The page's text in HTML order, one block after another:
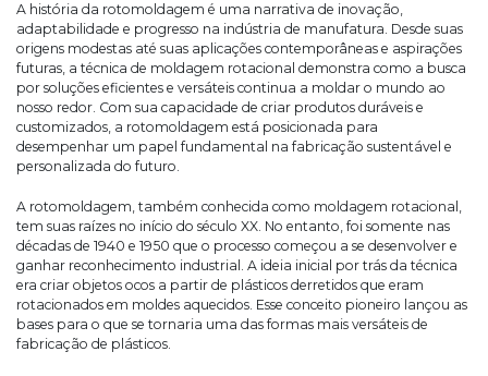
A história da rotomoldagem é uma narrativa de inovação,
adaptabilidade e progresso na indústria de manufatura. Desde suas
origens modestas até suas aplicações contemporâneas e aspirações
futuras, a técnica de moldagem rotacional demonstra como a busca
por soluções eficientes e versáteis continua a moldar o mundo ao
nosso redor. Com sua capacidade de criar produtos duráveis e
customizados, a rotomoldagem está posicionada para
desempenhar um papel fundamental na fabricação sustentável e
personalizada do futuro.
A rotomoldagem, também conhecida como moldagem rotacional,
tem suas raízes no início do século XX. No entanto, foi somente nas
décadas de 1940 e 1950 que o processo começou a se desenvolver e
ganhar reconhecimento industrial. A ideia inicial por trás da técnica
era criar objetos ocos a partir de plásticos derretidos que eram
rotacionados em moldes aquecidos. Esse conceito pioneiro lançou as
bases para o que se tornaria uma das formas mais versáteis de
fabricação de plásticos.